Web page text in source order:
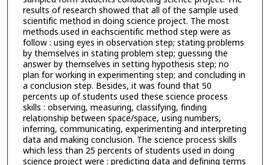
results of research showed that all of the sample used
scientific method in doing science project. The most
methods used in eachscientific method step were as
follow : using eyes in observation step; stating problems
by themselves in stating problem step; guessing the
answer by themselves in setting hypothesis step; no
plan for working in experimenting step; and concluding in
a conclusion step. Besides, it was found that 50
percents up of students used these science process
skills : observing, measuring, classifying, finding
relationship between space/space, using numbers,
inferring, communicating, experimenting and interpreting
data and making conclusion. The science process skills
which less than 25 percents of students used in doing
science project were : predicting data and defining terms